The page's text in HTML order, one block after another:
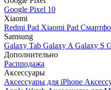
Google Pixel 10
Xiaomi
Redmi Pad Xiaomi Pad
Samsung
Galaxy Tab Galaxy A Galaxy S
Дополнительно
Распродажа
Аксессуары
Аксессуары для iPhone